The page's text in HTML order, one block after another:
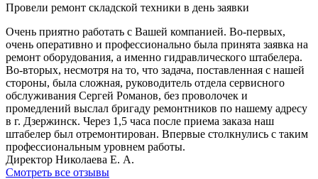
Провели ремонт складской техники в день заявки
Очень приятно работать с Вашей компанией. Во-первых,
очень оперативно и профессионально была принята заявка на
ремонт оборудования, а именно гидравлического штабелера.
Во-вторых, несмотря на то, что задача, поставленная с нашей
стороны, была сложная, руководитель отдела сервисного
обслуживания Сергей Романов, без проволочек и
промедлений выслал бригаду ремонтников по нашему адресу
в г. Дзержинск. Через 1,5 часа после приема заказа наш
штабелер был отремонтирован. Впервые столкнулись с таким
профессиональным уровнем работы.
Директор Николаева Е. А.
Смотреть все отзывы